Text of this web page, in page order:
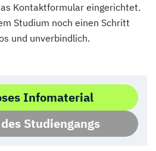
Kontaktformular eingerichtet.
Studium noch einen Schritt
und unverbindlich.
Infomaterial
Studiengangs